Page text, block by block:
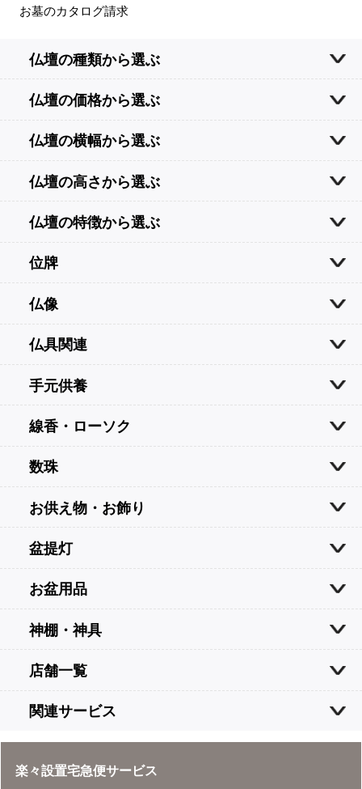
お墓のカタログ請求
仏壇の種類から選ぶ
仏壇の価格から選ぶ
仏壇の横幅から選ぶ
仏壇の高さから選ぶ
仏壇の特徴から選ぶ
位牌
仏像
仏具関連
手元供養
線香・ローソク
数珠
お供え物・お飾り
盆提灯
お盆用品
神棚・神具
店舗一覧
関連サービス
楽々設置宅急便サービス